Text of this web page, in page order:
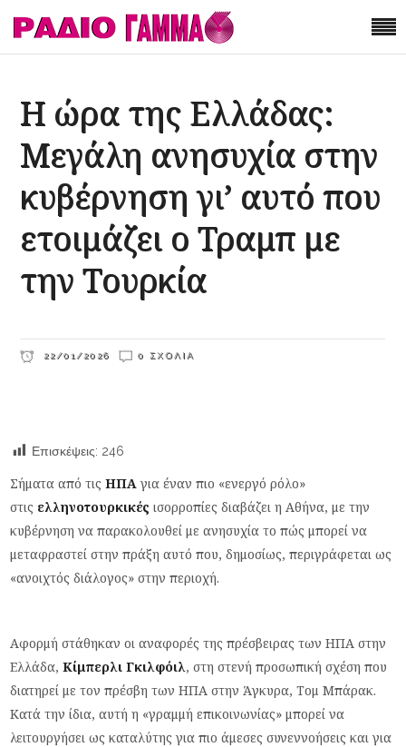
Η ώρα της Ελλάδας:
Μεγάλη ανησυχία στην
κυβέρνηση γι’ αυτό που
ετοιμάζει ο Τραμπ με
την Τουρκία
22/01/2026 0 ΣΧΌΛΙΑ
Επισκέψεις: 246
Σήματα από τιςΗΠΑ για έναν πιο «ενεργό ρόλο»
στις ελληνοτουρκικές ισορροπίες διαβάζει η Αθήνα, με την
κυβέρνηση να παρακολουθεί με ανησυχία το πώς μπορεί να
μεταφραστεί στην πράξη αυτό που, δημοσίως, περιγράφεται ως
«ανοιχτός διάλογος» στην περιοχή.
Αφορμή στάθηκαν οι αναφορές της πρέσβειρας των ΗΠΑ στην
Ελλάδα,Κίμπερλι Γκιλφόιλ, στη στενή προσωπική σχέση που
διατηρεί με τον πρέσβη των ΗΠΑ στην Άγκυρα, Τομ Μπάρακ.
Κατά την ίδια, αυτή η «γραμμή επικοινωνίας» μπορεί να
λειτουργήσει ως καταλύτης για πιο άμεσες συνεννοήσεις και για